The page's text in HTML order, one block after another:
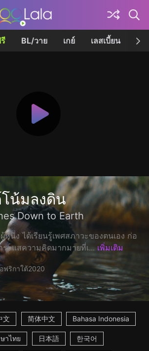
BL/วาย เกย์ เลสเบี้ยน เค
โน้มลงดิน
Down to Earth
หนึ่ง ได้เรียนรู้เพศสภาวะของตนเอง ก่อ
ะแสความคิดมากมายที่เ... เพิ่มเติม
ฟริกาใต้2020
文 简体中文 Bahasa Indonesia
าไทย 日本語 한국어